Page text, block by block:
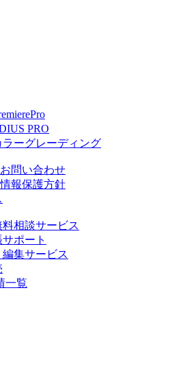
PRO
ーグレーディング
問い合わせ
報保護方針
相談サービス
ポート
集サービス
一覧